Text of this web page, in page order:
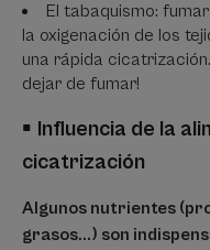
El tabaquismo:
la oxigenación de los
una rápida
dejar de fumar!
▪ Influencia de la
cicatrización
Algunos nutrientes
grasos...) son